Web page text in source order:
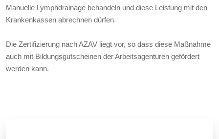
Manuelle Lymphdrainage behandeln und diese Leistung mit den
Krankenkassen abrechnen dürfen.
Die Zertifizierung nach AZAV liegt vor, so dass diese Maßnahme
auch mit Bildungsgutscheinen der Arbeitsagenturen gefördert
werden kann.